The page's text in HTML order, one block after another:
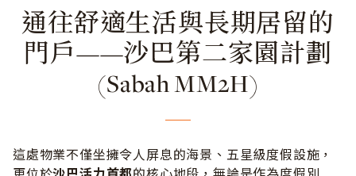
通往舒適生活與長期居留的
門戶——沙巴第二家園計劃
(Sabah MM2H)
這處物業不僅坐擁令人屏息的海景、五星級度假設施，